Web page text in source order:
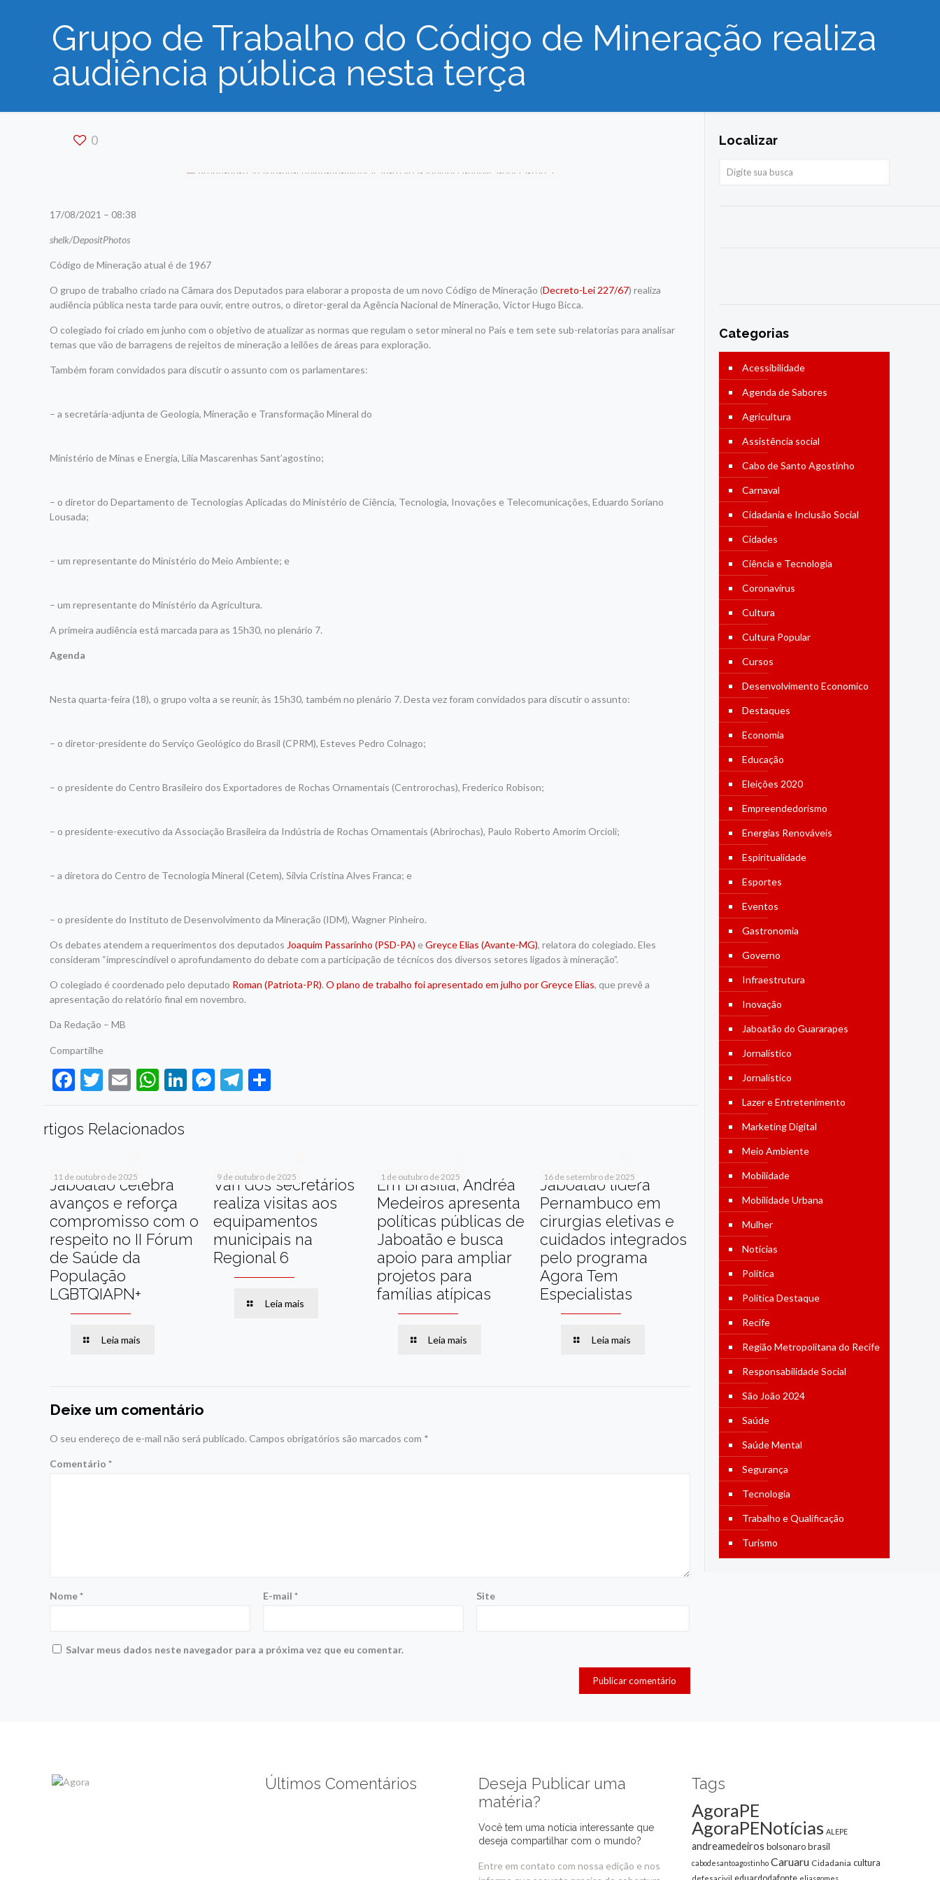
Grupo de Trabalho do Código de Mineração realiza
audiência pública nesta terça
0
17/08/2021 – 08:38
shelk/DepositPhotos
Código de Mineração atual é de 1967
O grupo de trabalho criado na Câmara dos Deputados para elaborar a proposta de um novo Código de Mineração (Decreto-Lei 227/67) realiza
audiência pública nesta tarde para ouvir, entre outros, o diretor-geral da Agência Nacional de Mineração, Victor Hugo Bicca.
O colegiado foi criado em junho com o objetivo de atualizar as normas que regulam o setor mineral no País e tem sete sub-relatorias para analisar
temas que vão de barragens de rejeitos de mineração a leilões de áreas para exploração.
Também foram convidados para discutir o assunto com os parlamentares:
– a secretária-adjunta de Geologia, Mineração e Transformação Mineral do
Ministério de Minas e Energia, Lilia Mascarenhas Sant’agostino;
– o diretor do Departamento de Tecnologias Aplicadas do Ministério de Ciência, Tecnologia, Inovações e Telecomunicações, Eduardo Soriano
Lousada;
– um representante do Ministério do Meio Ambiente; e
– um representante do Ministério da Agricultura.
A primeira audiência está marcada para as 15h30, no plenário 7.
Agenda
Nesta quarta-feira (18), o grupo volta a se reunir, às 15h30, também no plenário 7. Desta vez foram convidados para discutir o assunto:
– o diretor-presidente do Serviço Geológico do Brasil (CPRM), Esteves Pedro Colnago;
– o presidente do Centro Brasileiro dos Exportadores de Rochas Ornamentais (Centrorochas), Frederico Robison;
– o presidente-executivo da Associação Brasileira da Indústria de Rochas Ornamentais (Abrirochas), Paulo Roberto Amorim Orcioli;
– a diretora do Centro de Tecnologia Mineral (Cetem), Silvia Cristina Alves Franca; e
– o presidente do Instituto de Desenvolvimento da Mineração (IDM), Wagner Pinheiro.
Os debates atendem a requerimentos dos deputados Joaquim Passarinho (PSD-PA) eGreyce Elias (Avante-MG), relatora do colegiado. Eles
consideram “imprescindível o aprofundamento do debate com a participação de técnicos dos diversos setores ligados à mineração”.
O colegiado é coordenado pelo deputado Roman (Patriota-PR).O plano de trabalho foi apresentado em julho por Greyce Elias, que prevê a
apresentação do relatório final em novembro.
Da Redação – MB
Compartilhe
Facebook
Twitter
EmailWhatsApp
LinkedIn
Messenger
Telegram
rtigos Relacionados
11 de outubro de 2025
Jaboatão celebra
avanços e reforça
compromisso com o
respeito no II Fórum
de Saúde da
População
LGBTQIAPN+
Leia mais
9 de outubro de 2025
Van dos secretários
realiza visitas aos
equipamentos
municipais na
Regional 6
Leia mais
1 de outubro de 2025
Em Brasília, Andréa
Medeiros apresenta
políticas públicas de
Jaboatão e busca
apoio para ampliar
projetos para
famílias atípicas
Leia mais
16 de setembro de 2025
Jaboatão lidera
Pernambuco em
cirurgias eletivas e
cuidados integrados
pelo programa
Agora Tem
Especialistas
Leia mais
Deixe um comentário
O seu endereço de e-mail não será publicado. Campos obrigatórios são marcados com *
Comentário*
Nome* E-mail* Site
Salvar meus dados neste navegador para a próxima vez que eu comentar.
Localizar
Categorias
Acessibilidade
Agenda de Sabores
Agricultura
Assistência social
Cabo de Santo Agostinho
Carnaval
Cidadania e Inclusão Social
Cidades
Ciência e Tecnologia
Coronavírus
Cultura
Cultura Popular
Cursos
Desenvolvimento Economico
Destaques
Economia
Educação
Eleições 2020
Empreendedorismo
Energias Renováveis
Espiritualidade
Esportes
Eventos
Gastronomia
Governo
Infraestrutura
Inovação
Jaboatão do Guararapes
Jornalístico
Jornalístico
Lazer e Entretenimento
Marketing Digital
Meio Ambiente
Mobilidade
Mobilidade Urbana
Mulher
Notícias
Política
Política Destaque
Recife
Região Metropolitana do Recife
Responsabilidade Social
São João 2024
Saúde
Saúde Mental
Segurança
Tecnologia
Trabalho e Qualificação
Turismo
Últimos Comentários
Deseja Publicar uma
matéria?
Você tem uma notícia interessante que
deseja compartilhar com o mundo?
Entre em contato com nossa edição e nos
Tags
AgoraPE
AgoraPENotícias ALEPE
andreamedeiros bolsonarobrasil
cabodesantoagostinho Caruaru Cidadania cultura